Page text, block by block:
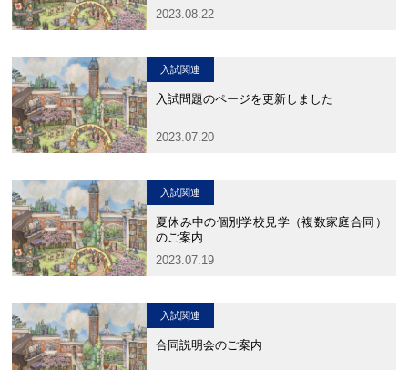
図書館教育
学校生活
吉祥の一日 年間行事
委員会活動・部活動
生徒居住地・通学時間
進路・進学
大学合格実績
卒業生のメッセージ
国際交流
2023.08.22
入試関連
入試問題のページを更新しました
2023.07.20
入試関連
夏休み中の個別学校見学（複数家庭合同）
のご案内
2023.07.19
入試関連
合同説明会のご案内